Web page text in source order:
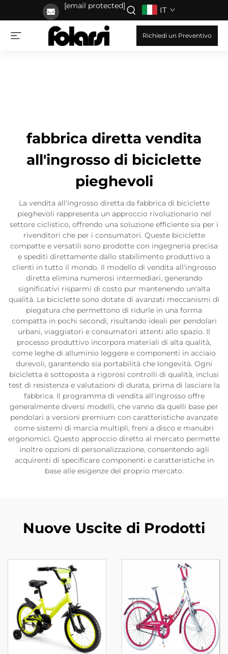
[email protected] IT
Richiedi un Preventivo
fabbrica diretta vendita
all'ingrosso di biciclette
pieghevoli
La vendita all'ingrosso diretta da fabbrica di biciclette
pieghevoli rappresenta un approccio rivoluzionario nel
settore ciclistico, offrendo una soluzione efficiente sia per i
rivenditori che per i consumatori. Queste biciclette
compatte e versatili sono prodotte con ingegneria precisa
e spediti direttamente dallo stabilimento produttivo a
clienti in tutto il mondo. Il modello di vendita all'ingrosso
diretta elimina numerosi intermediari, generando
significativi risparmi di costo pur mantenendo un'alta
qualità. Le biciclette sono dotate di avanzati meccanismi di
piegatura che permettono di ridurle in una forma
compatta in pochi secondi, risultando ideali per pendolari
urbani, viaggiatori e consumatori attenti allo spazio. Il
processo produttivo incorpora materiali di alta qualità,
come leghe di alluminio leggere e componenti in acciaio
durevoli, garantendo sia portabilità che longevità. Ogni
bicicletta è sottoposta a rigorosi controlli di qualità, inclusi
test di resistenza e valutazioni di durata, prima di lasciare la
fabbrica. Il programma di vendita all'ingrosso offre
generalmente diversi modelli, che vanno da quelli base per
pendolari a versioni premium con caratteristiche avanzate
come sistemi di marcia multipli, freni a disco e manubri
ergonomici. Questo approccio diretto al mercato permette
inoltre opzioni di personalizzazione, consentendo agli
acquirenti di specificare componenti e caratteristiche in
base alle esigenze del proprio mercato.
Nuove Uscite di Prodotti